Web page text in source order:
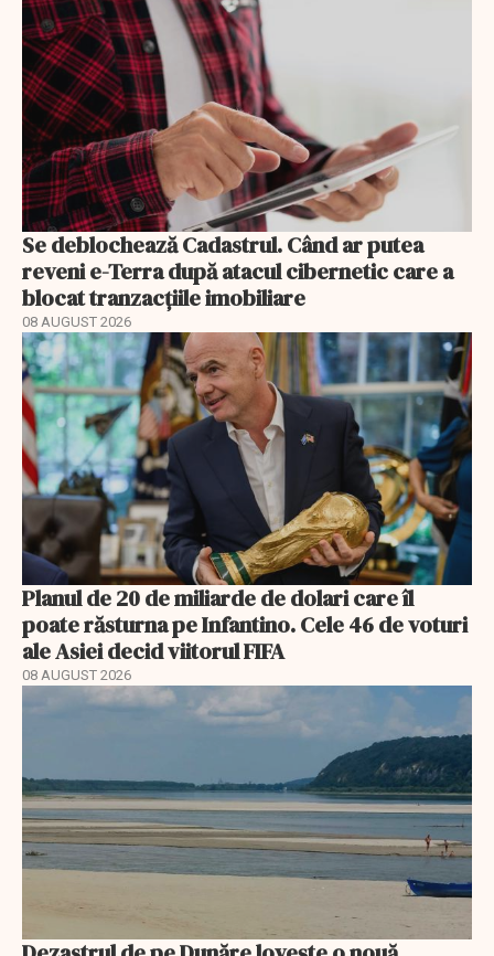
Se deblochează Cadastrul. Când ar putea
reveni e-Terra după atacul cibernetic care a
blocat tranzacțiile imobiliare
08 AUGUST 2026
Planul de 20 de miliarde de dolari care îl
poate răsturna pe Infantino. Cele 46 de voturi
ale Asiei decid viitorul FIFA
08 AUGUST 2026